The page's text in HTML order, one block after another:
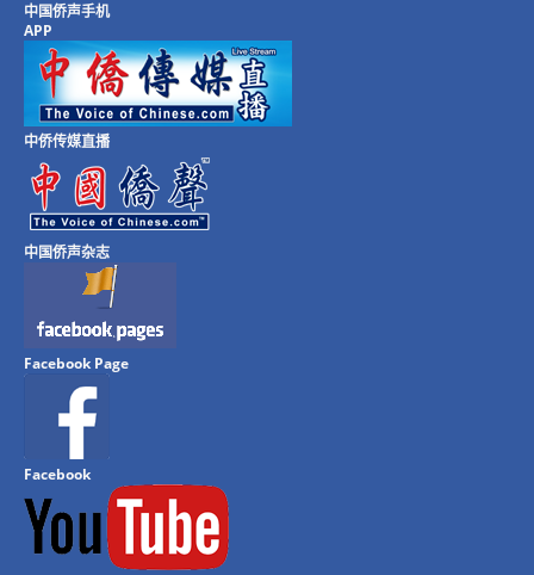
中国侨声手机
APP
中侨传媒直播
中国侨声杂志
Facebook Page
Facebook